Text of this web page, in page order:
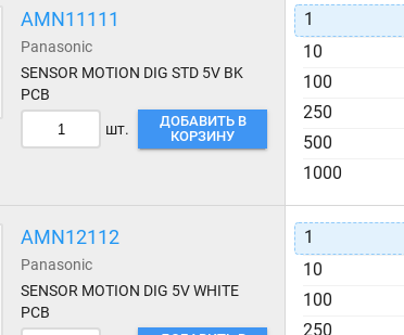
AMN11111
Panasonic
SENSOR MOTION DIG STD 5V BK
PCB
шт.
ДОБАВИТЬ В
КОРЗИНУ
AMN12112
Panasonic
SENSOR MOTION DIG 5V WHITE
PCB
1
10
100
250
500
1000
1
10
100
250